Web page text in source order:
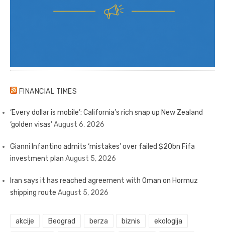
FINANCIAL TIMES
‘Every dollar is mobile’: California’s rich snap up New Zealand
‘golden visas’August 6, 2026
Gianni Infantino admits ‘mistakes’ over failed $20bn Fifa
investment plan August 5, 2026
Iran says it has reached agreement with Oman on Hormuz
shipping route August 5, 2026
akcije Beograd berza biznis ekologija